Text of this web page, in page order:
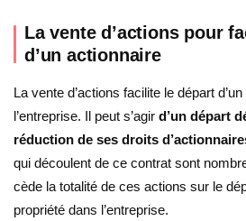
La vente d’actions pour
d’un actionnaire
La vente d’actions facilite le départ
l’entreprise. Il peut s’agir d’un départ
réduction de ses droits
qui découlent de ce contrat sont
cède la totalité de ces actions sur le
propriété dans l’entreprise.